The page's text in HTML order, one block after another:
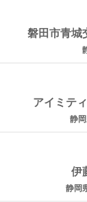
磐田市青城
アイミテ
静
伊
静岡